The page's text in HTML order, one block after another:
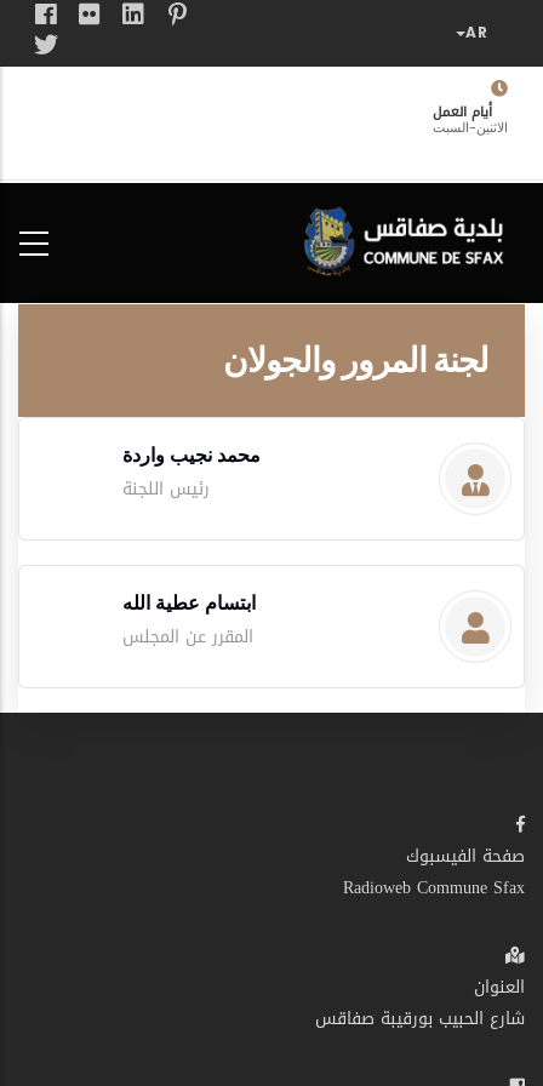
المحتوى
الرئيسيأيام العمل
الاثنين-السبت
لجنة المرور والجولان
محمد نجيب واردة
رئيس اللجنة
ابتسام عطية الله
المقرر عن المجلس
صفحة الفيسبوك
Radioweb Commune Sfax
العنوان
شارع الحبيب بورقيبة صفاقس